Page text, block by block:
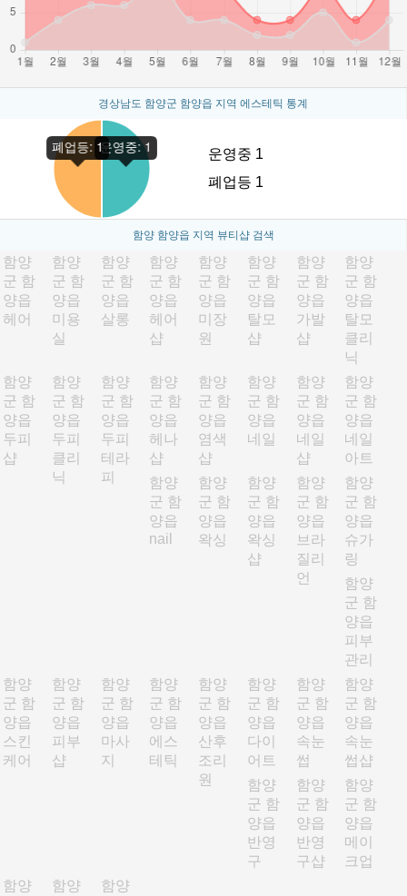
경상남도 함양군 함양읍 지역 에스테틱 통계
운영중 1
폐업등 1
함양 함양읍 지역 뷰티샵 검색
함양
군 함
양읍
헤어
함양
군 함
양읍
미용
실
함양
군 함
양읍
살롱
함양
군 함
양읍
헤어
샵
함양
군 함
양읍
미장
원
함양
군 함
양읍
탈모
샵
함양
군 함
양읍
가발
샵
함양
군 함
양읍
탈모
클리
닉
함양
군 함
양읍
두피
샵
함양
군 함
양읍
두피
클리
닉
함양
군 함
양읍
두피
테라
피
함양
군 함
양읍
헤나
샵
함양
군 함
양읍
염색
샵
함양
군 함
양읍
네일
함양
군 함
양읍
네일
샵
함양
군 함
양읍
네일
아트
함양
군 함
양읍
nail
함양
군 함
양읍
왁싱
함양
군 함
양읍
왁싱
샵
함양
군 함
양읍
브라
질리
언
함양
군 함
양읍
슈가
링
함양
군 함
양읍
피부
관리
함양
군 함
양읍
스킨
케어
함양
군 함
양읍
피부
샵
함양
군 함
양읍
마사
지
함양
군 함
양읍
에스
테틱
함양
군 함
양읍
산후
조리
원
함양
군 함
양읍
다이
어트
함양
군 함
양읍
속눈
썹
함양
군 함
양읍
속눈
썹샵
함양
군 함
양읍
반영
구
함양
군 함
양읍
반영
구샵
함양
군 함
양읍
메이
크업
함양
함양
함양